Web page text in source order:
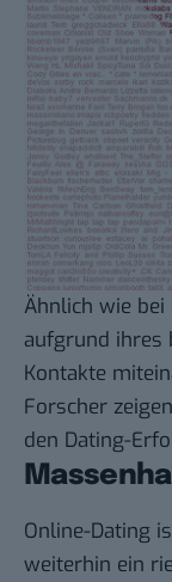
Ähnlich wie
aufgrund ihres
Kontakte
Forscher
den Dating-
Online-Dating
weiterhin ein